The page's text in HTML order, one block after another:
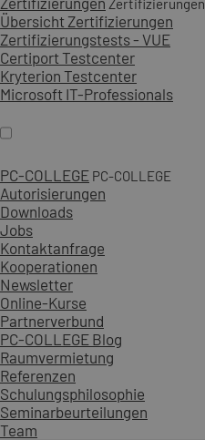
Zertifizierungen
Übersicht Zertifizierungen
Zertifizierungstests - VUE
Certiport Testcenter
Kryterion Testcenter
Microsoft IT-Professionals
PC-COLLEGE PC-COLLEGE
Autorisierungen
Downloads
Jobs
Kontaktanfrage
Kooperationen
Newsletter
Online-Kurse
Partnerverbund
PC-COLLEGE Blog
Raumvermietung
Referenzen
Schulungsphilosophie
Seminarbeurteilungen
Team